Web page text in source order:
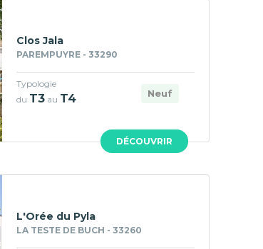
DÉCOUVRIR
Clos Jala
PAREMPUYRE - 33290
Neuf
Typologie
du T3 au T4
L'Orée du Pyla
LA TESTE DE BUCH - 33260